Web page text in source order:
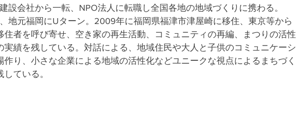
設会社から一転、NPO法人に転職し全国各地の地域づくりに携わる。
地元福岡にUターン。2009年に福岡県福津市津屋崎に移住、東京等から
住者を呼び寄せ、空き家の再生活動、コミュニティの再編、まつりの活性
実績を残している。対話による、地域住民や大人と子供のコミュニケーシ
作り、小さな企業による地域の活性化などユニークな視点によるまちづく
している。